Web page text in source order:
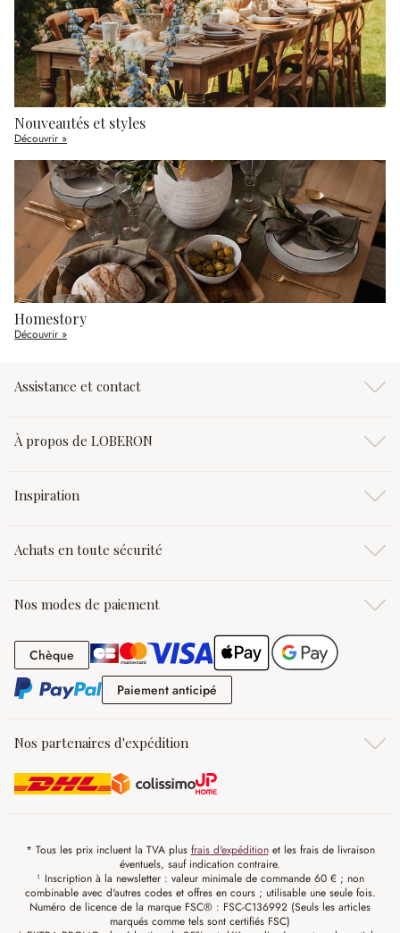
Nouveautés et styles
Découvrir »
Homestory
Découvrir »
Assistance et contact
À propos de LOBERON
Inspiration
Achats en toute sécurité
Nos modes de paiement
Chèque Chèque
Paiement anticipé
Nos partenaires d'expédition
* Tous les prix incluent la TVA plus frais d'expéditionet les frais de livraison
éventuels, sauf indication contraire.
¹ Inscription à la newsletter : valeur minimale de commande 60 € ; non
combinable avec d'autres codes et offres en cours ; utilisable une seule fois.
Numéro de licence de la marque FSC® : FSC-C136992 (Seuls les articles
marqués comme tels sont certifiés FSC)